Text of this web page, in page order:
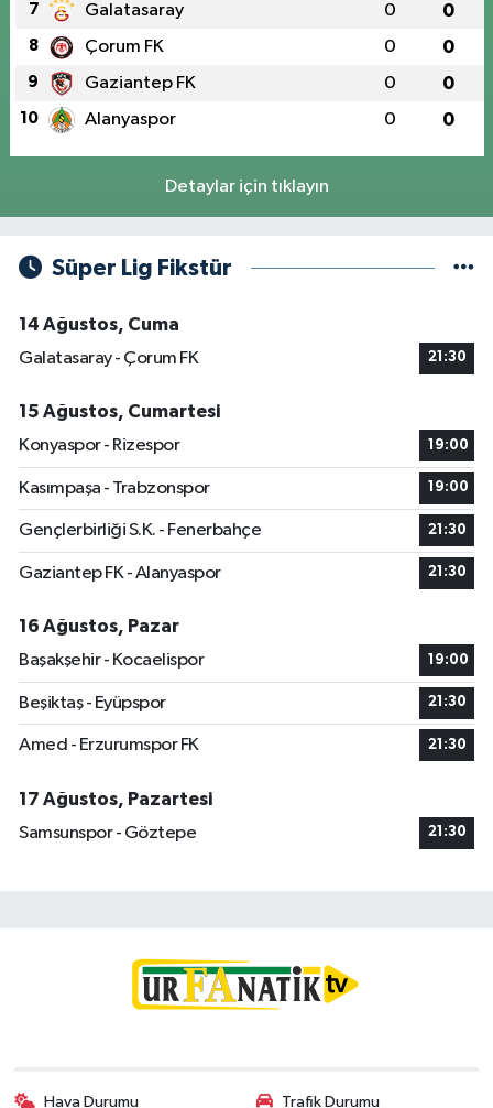
7 Galatasaray 0 0
8 Çorum FK 0 0
9 Gaziantep FK 0 0
10 Alanyaspor 0 0
Detaylar için tıklayın
Süper Lig Fikstür
14 Ağustos, Cuma
Galatasaray - Çorum FK
21:30
15 Ağustos, Cumartesi
Konyaspor - Rizespor
19:00
Kasımpaşa - Trabzonspor 19:00
Gençlerbirliği S.K. - Fenerbahçe 21:30
Gaziantep FK - Alanyaspor 21:30
16 Ağustos, Pazar
Başakşehir - Kocaelispor
19:00
Beşiktaş - Eyüpspor 21:30
Amed - Erzurumspor FK 21:30
17 Ağustos, Pazartesi
Samsunspor - Göztepe
21:30
Hava Durumu Trafik Durumu